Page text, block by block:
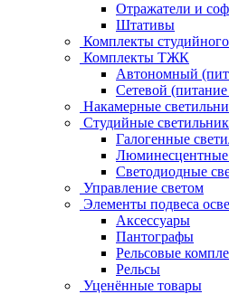
Отражатели и
Штативы
Комплекты
Комплекты ТЖК
Автономный
Сетевой (питание
Накамерные
Студийные
Галогенные
Люминесцентные
Светодиодные
Управление светом
Элементы подвеса
Аксессуары
Пантографы
Рельсовые
Рельсы
Уценённые товары